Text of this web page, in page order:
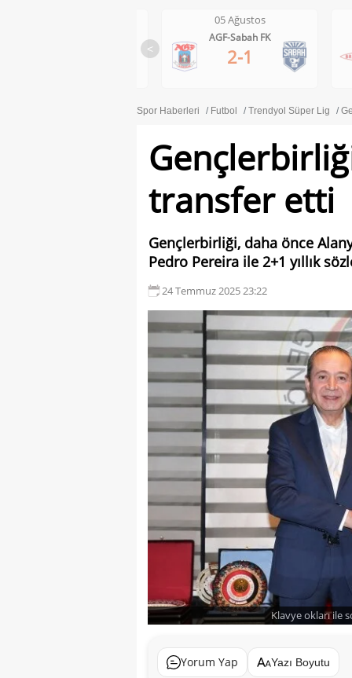
<
05 Ağustos
Brann-Apollon Limassol
0-1
Spor Haberleri Futbol Trendyol Süper Lig
transfer etti
Gençlerbirliği, daha önce
Pedro Pereira ile 2+1 yıllık
24 Temmuz 2025 23:22
Klavye okları ile
Yorum Yap Yazı Boyutu